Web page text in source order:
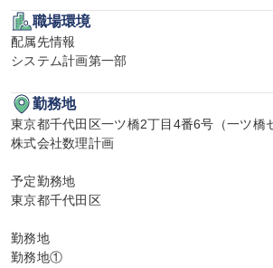
職場環境
配属先情報
システム計画第一部
勤務地
東京都千代田区一ツ橋2丁目4番6号（一ツ橋
株式会社数理計画
予定勤務地
東京都千代田区
勤務地
勤務地①